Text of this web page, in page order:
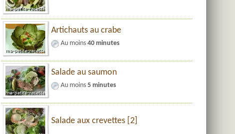
Artichauts au crabe
Au moins 40 minutes
Salade au saumon
Au moins 5 minutes
Salade aux crevettes [2]